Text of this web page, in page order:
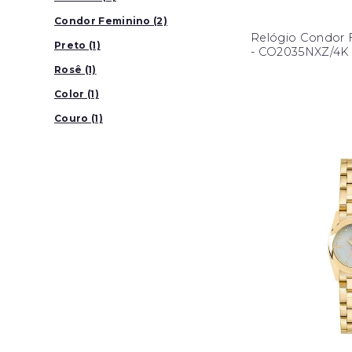
Condor Feminino (2)
Preto (1)
Rosê (1)
Color (1)
Couro (1)
Relógio Condor
- CO2035NXZ/4K